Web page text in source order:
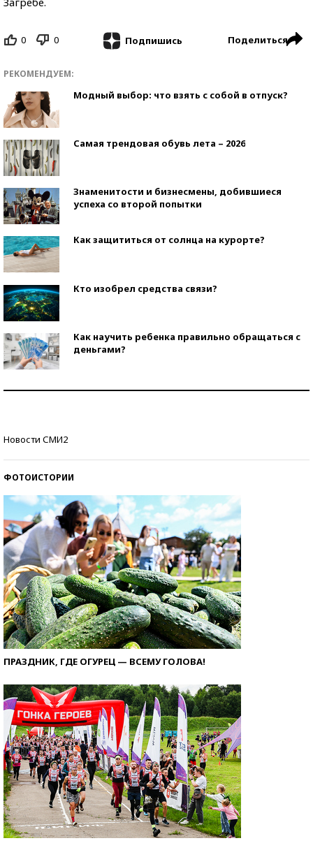
0 0 Подпишись Поделиться
РЕКОМЕНДУЕМ:
Модный выбор: что взять с собой в отпуск?
Самая трендовая обувь лета – 2026
Знаменитости и бизнесмены, добившиеся
успеха со второй попытки
Как защититься от солнца на курорте?
Кто изобрел средства связи?
Как научить ребенка правильно обращаться с
деньгами?
Новости СМИ2
ФОТОИСТОРИИ
ПРАЗДНИК, ГДЕ ОГУРЕЦ — ВСЕМУ ГОЛОВА!